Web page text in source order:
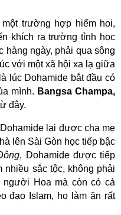
trường hợp hiếm hoi,
khích ra trường tỉnh học
hàng ngày, phải qua sông
với một xã hội xa lạ giữa
lúc Dohamide bắt đầu có
mình. Bangsa Champa,
đây.
lại được cha mẹ
lên Sài Gòn học tiếp bậc
, Dohamide được tiếp
sắc tộc, không phải
Hoa mà còn có cả
đạo Islam, họ làm ăn rất